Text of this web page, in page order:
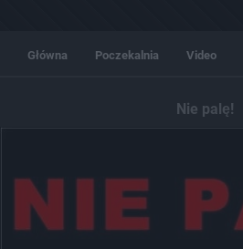
Główna Poczekalnia Video
Nie palę!